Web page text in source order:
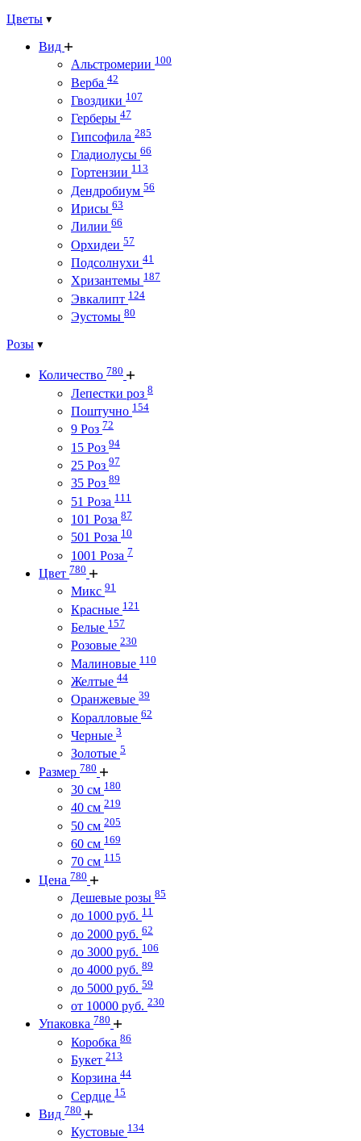
Цветы
Вид
Альстромерии 100
Верба 42
Гвоздики 107
Герберы 47
Гипсофила 285
Гладиолусы 66
Гортензии 113
Дендробиум 56
Ирисы 63
Лилии 66
Орхидеи 57
Подсолнухи 41
Хризантемы 187
Эвкалипт 124
Эустомы 80
Розы
Количество 780
Лепестки роз 8
Поштучно 154
9 Роз 72
15 Роз 94
25 Роз 97
35 Роз 89
51 Роза 111
101 Роза 87
501 Роза 10
1001 Роза 7
Цвет 780
Микс 91
Красные 121
Белые 157
Розовые 230
Малиновые 110
Желтые 44
Оранжевые 39
Коралловые 62
Черные 3
Золотые 5
Размер 780
30 см 180
40 см 219
50 см 205
60 см 169
70 см 115
Цена 780
Дешевые розы 85
до 1000 руб. 11
до 2000 руб. 62
до 3000 руб. 106
до 4000 руб. 89
до 5000 руб. 59
от 10000 руб. 230
Упаковка 780
Коробка 86
Букет 213
Корзина 44
Сердце 15
Вид 780
Кустовые 134